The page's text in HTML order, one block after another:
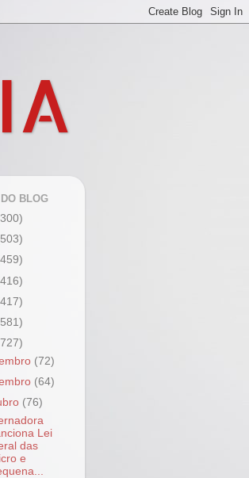
BLOG
(72)
(64)
(76)
Lei
das
e